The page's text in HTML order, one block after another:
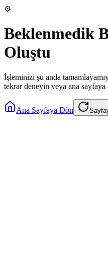
⚙️
Beklenmedik
Oluştu
İşleminizi şu anda
tekrar deneyin veya ana sayfaya
Ana Sayfaya Dön